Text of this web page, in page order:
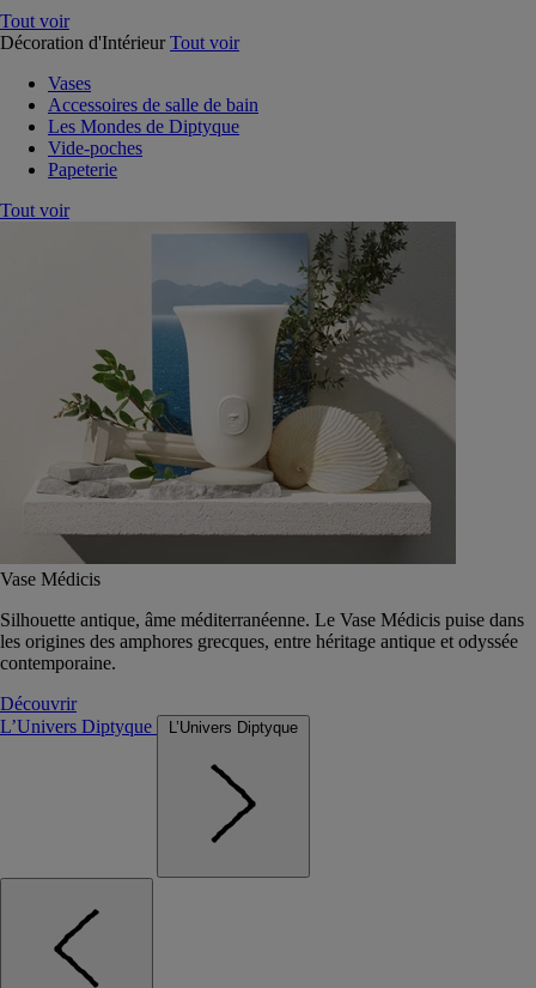
Tout voir
Décoration d'Intérieur Tout voir
Vases
Accessoires de salle de bain
Les Mondes de Diptyque
Vide-poches
Papeterie
Tout voir
Vase Médicis
Silhouette antique, âme méditerranéenne. Le Vase Médicis puise dans
les origines des amphores grecques, entre héritage antique et odyssée
contemporaine.
Découvrir
L’Univers Diptyque
L’Univers Diptyque